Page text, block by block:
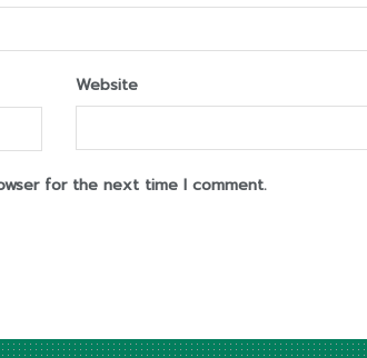
Website
for the next time I comment.